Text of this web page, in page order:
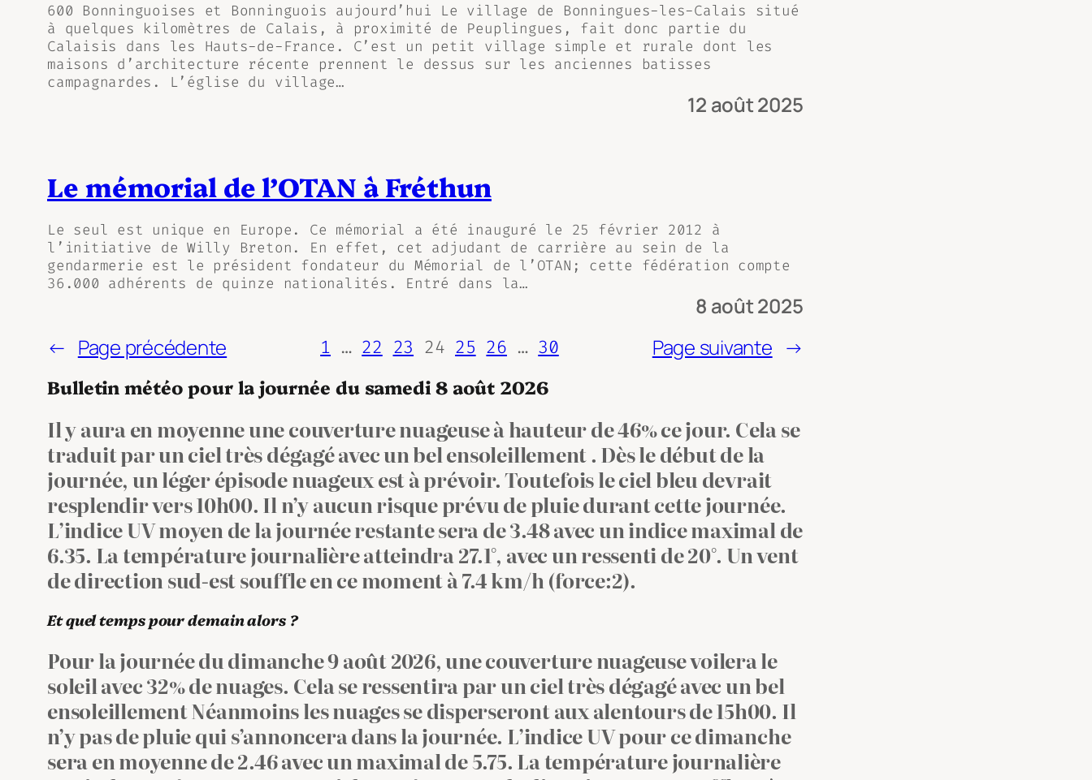
600 Bonninguoises et Bonninguois aujourd’hui Le village de Bonningues-les-Calais situé
à quelques kilomètres de Calais, à proximité de Peuplingues, fait donc partie du
Calaisis dans les Hauts-de-France. C’est un petit village simple et rurale dont les
maisons d’architecture récente prennent le dessus sur les anciennes batisses
campagnardes. L’église du village…
12 août 2025
Le mémorial de l’OTAN à Fréthun
Le seul est unique en Europe. Ce mémorial a été inauguré le 25 février 2012 à
l’initiative de Willy Breton. En effet, cet adjudant de carrière au sein de la
gendarmerie est le président fondateur du Mémorial de l’OTAN; cette fédération compte
36.000 adhérents de quinze nationalités. Entré dans la…
8 août 2025
← Page précédente 1 … 22 23 24 25 26 … 30 Page suivante →
Bulletin météo pour la journée du samedi 8 août 2026
Il y aura en moyenne une couverture nuageuse à hauteur de 46% ce jour. Cela se
traduit par un ciel très dégagé avec un bel ensoleillement . Dès le début de la
journée, un léger épisode nuageux est à prévoir. Toutefois le ciel bleu devrait
resplendir vers 10h00. Il n’y aucun risque prévu de pluie durant cette journée.
L’indice UV moyen de la journée restante sera de 3.48 avec un indice maximal de
6.35. La température journalière atteindra 27.1°, avec un ressenti de 20°. Un vent
de direction sud‑est souffle en ce moment à 7.4 km/h (force:2).
Et quel temps pour demain alors ?
Pour la journée du dimanche 9 août 2026, une couverture nuageuse voilera le
soleil avec 32% de nuages. Cela se ressentira par un ciel très dégagé avec un bel
ensoleillement Néanmoins les nuages se disperseront aux alentours de 15h00. Il
n’y pas de pluie qui s’annoncera dans la journée. L’indice UV pour ce dimanche
sera en moyenne de 2.46 avec un maximal de 5.75. La température journalière